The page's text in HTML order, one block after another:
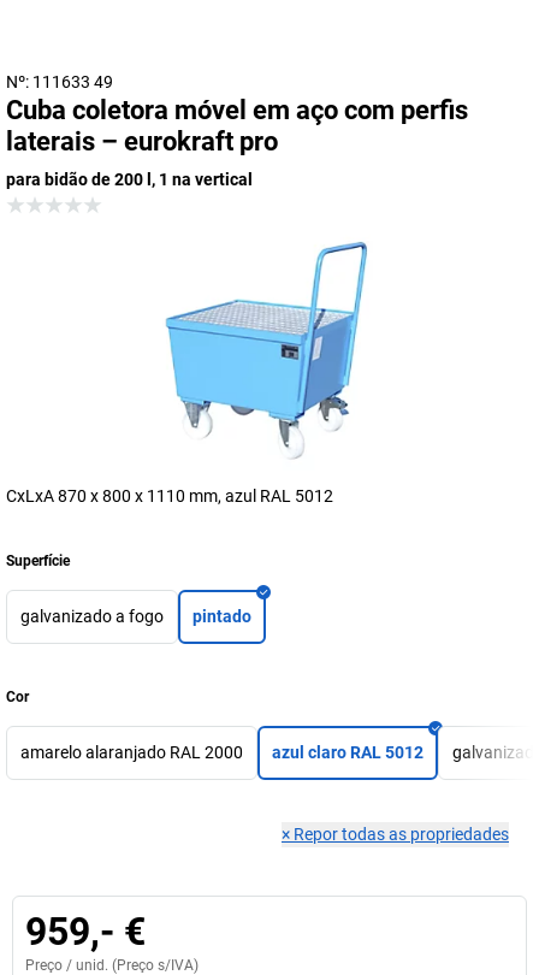
Nº: 111633 49
Cuba coletora móvel em aço com perfis
laterais – eurokraft pro
para bidão de 200 l, 1 na vertical
CxLxA 870 x 800 x 1110 mm, azul RAL 5012
Superfície
galvanizado a fogo pintado
Cor
amarelo alaranjado RAL 2000 azul claro RAL 5012
× Repor todas as propriedades
959,- €
Preço / unid. (Preço s/IVA)